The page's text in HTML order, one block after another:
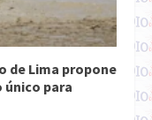
de Lima propone
para